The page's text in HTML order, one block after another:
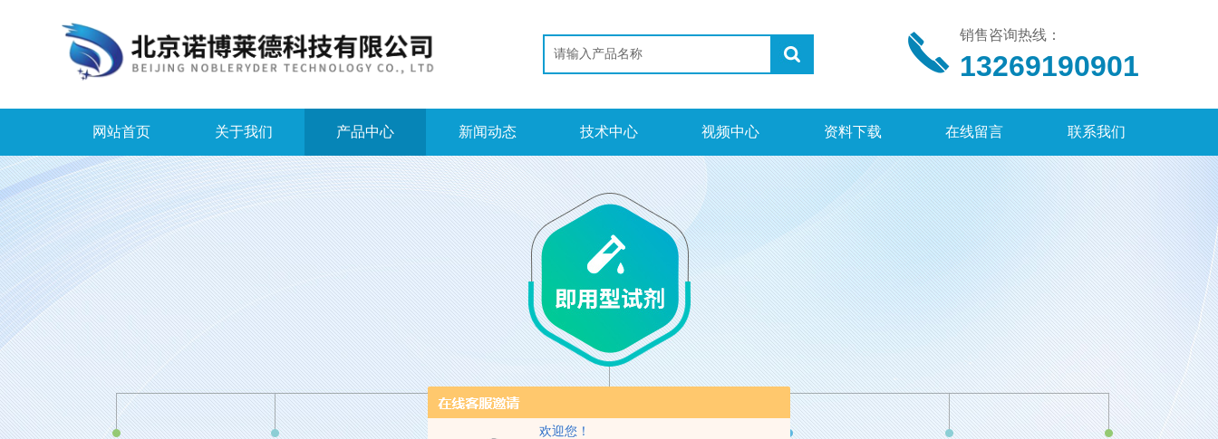
欢迎您！
销售咨询热线：
13269190901
网站首页 关于我们 产品中心 新闻动态 技术中心 视频中心 资料下载 在线留言 联系我们